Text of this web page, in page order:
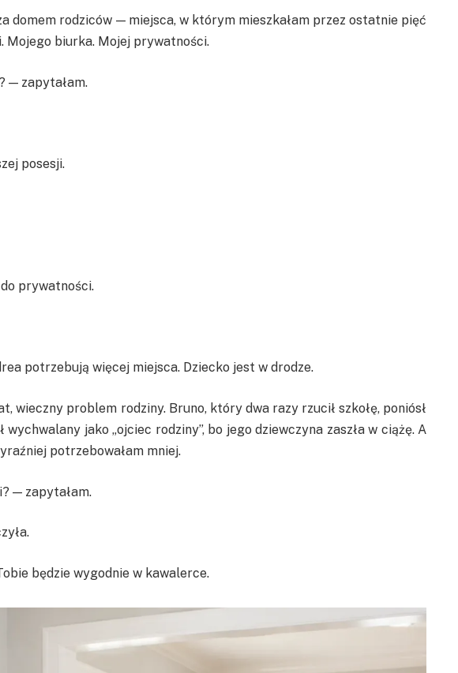
domem rodziców — miejsca, w którym mieszkałam przez ostatnie pięć
Mojego biurka. Mojej prywatności.
— zapytałam.
posesji.
prywatności.
potrzebują więcej miejsca. Dziecko jest w drodze.
wieczny problem rodziny. Bruno, który dwa razy rzucił szkołę, poniósł
jako „ojciec rodziny”, bo jego dziewczyna zaszła w ciążę. A
potrzebowałam mniej.
— zapytałam.
będzie wygodnie w kawalerce.